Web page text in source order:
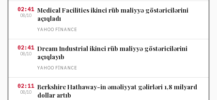
02:41
08/10
Medical Facilities ikinci rüb maliyyə göstəricilərini
açıqladı
YAHOO FINANCE
02:41
08/10
Dream Industrial ikinci rüb maliyyə göstəricilərini
açıqlayıb
YAHOO FINANCE
02:11
08/10
Berkshire Hathaway-in əməliyyat gəlirləri 1,8 milyard
dollar artıb